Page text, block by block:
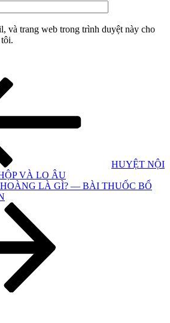
và trang web trong trình duyệt này cho
HUYỆT NỘI
VÀ LO ÂU
LÀ GÌ? — BÀI THUỐC BỔ